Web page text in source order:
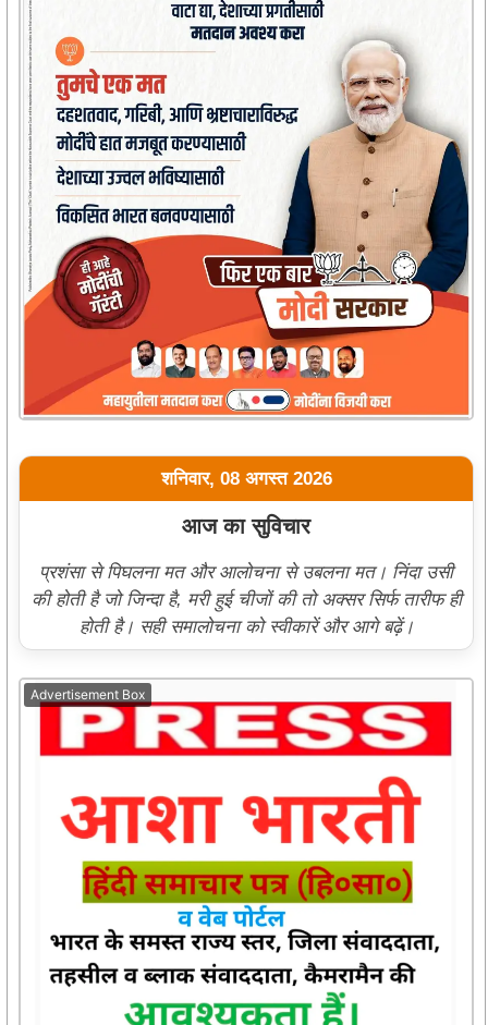
शनिवार, 08 अगस्त 2026
आज का सुविचार
प्रशंसा से पिघलना मत और आलोचना से उबलना मत। निंदा उसी
की होती है जो जिन्दा है, मरी हुई चीजों की तो अक्सर सिर्फ तारीफ ही
होती है। सही समालोचना को स्वीकारें और आगे बढ़ें।
Advertisement Box